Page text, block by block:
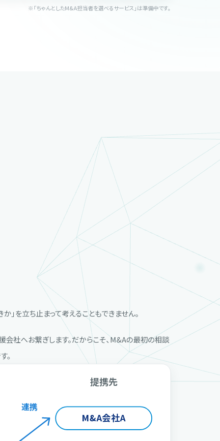
※「ちゃんとしたM&A担当者を選べるサービス」は準備中です。
」を立ち止まって考えることもできません。
社へお繋ぎします。だからこそ、M&Aの最初の相談
。
提携先
連携
M&A会社A